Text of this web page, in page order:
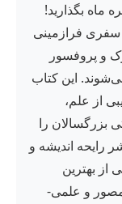
ماه بگذارید!
سفری فرازمینی
و پروفسور
این کتاب
از علم،
بزرگسالان را
رایحه اندیشه و
از بهترین
مصور و علمی-